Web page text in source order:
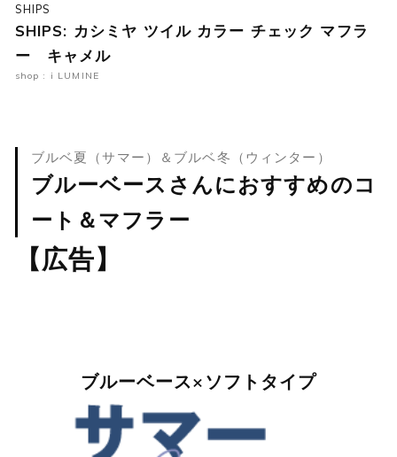
SHIPS
SHIPS: カシミヤ ツイル カラー チェック マフラ
ー キャメル
shop : i LUMINE
ブルベ夏（サマー）＆ブルベ冬（ウィンター）
ブルーベースさんにおすすめのコ
ート＆マフラー
【広告】
ブルーベース×ソフトタイプ